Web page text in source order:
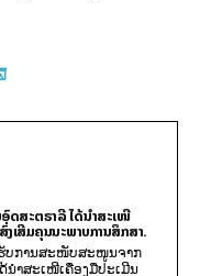
ດສະຕຣາລີ ໄດ້ນຳສະເໜີ
ງເສີມຄຸນນະພາບການສຶກສາ.
ຮັບການສະໜັບສະໜູນຈາກ
ນຳສະເໜີເຄື່ອງມືປະເມີນ